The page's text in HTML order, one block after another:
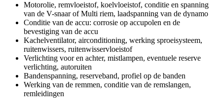
Motorolie, remvloeistof, koelvloeistof, conditie en spanning
van de V-snaar of Multi riem, laadspanning van de dynamo
Conditie van de accu: corrosie op accupolen en de
bevestiging van de accu
Kachelventilator, airconditioning, werking sproeisysteem,
ruitenwissers, ruitenwisservloeistof
Verlichting voor en achter, mistlampen, eventuele reserve
verlichting, autoruiten
Bandenspanning, reserveband, profiel op de banden
Werking van de remmen, conditie van de remslangen,
remleidingen